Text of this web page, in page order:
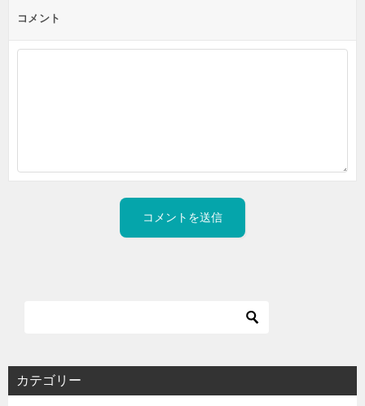
コメント
カテゴリー